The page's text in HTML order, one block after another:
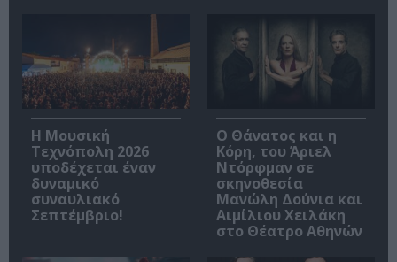
Η Μουσική
Τεχνόπολη 2026
υποδέχεται έναν
δυναμικό
συναυλιακό
Σεπτέμβριο!
Ο Θάνατος και η
Κόρη, του Άριελ
Ντόρφμαν σε
σκηνοθεσία
Μανώλη Δούνια και
Αιμίλιου Χειλάκη
στο Θέατρο Αθηνών